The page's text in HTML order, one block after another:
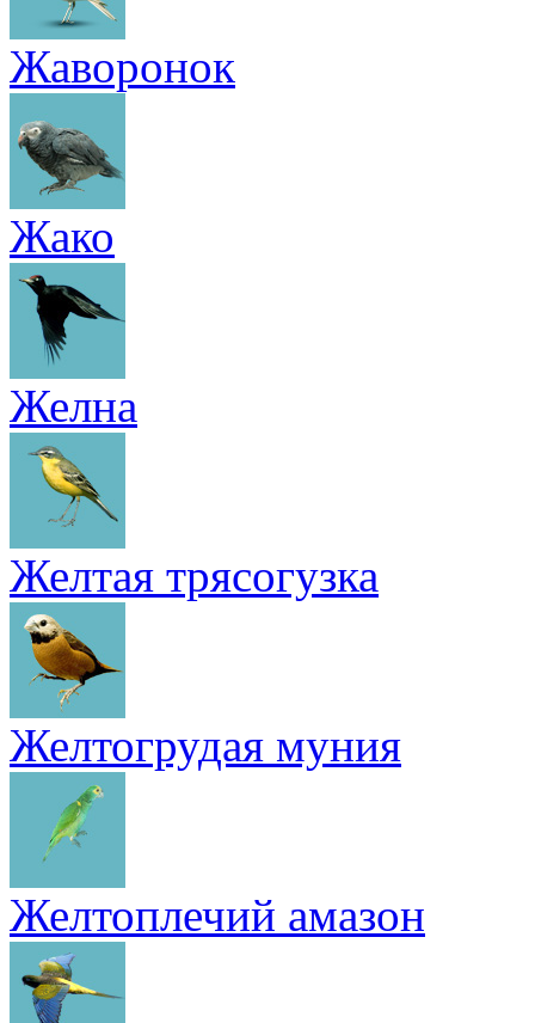
Жаворонок
Жако
Желна
Желтая трясогузка
Желтогрудая муния
Желтоплечий амазон